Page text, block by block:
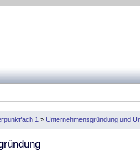
1 » Unternehmensgründung und